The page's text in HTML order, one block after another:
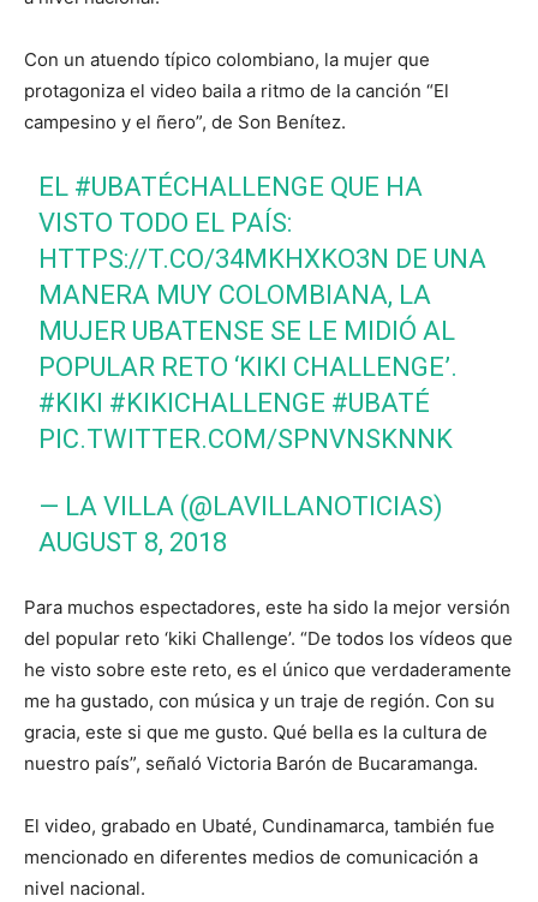
Con un atuendo típico colombiano, la mujer que
protagoniza el video baila a ritmo de la canción “El
campesino y el ñero”, de Son Benítez.
EL #UBATÉCHALLENGE QUE HA
VISTO TODO EL PAÍS:
HTTPS://T.CO/34MKHXKO3N DE UNA
MANERA MUY COLOMBIANA, LA
MUJER UBATENSE SE LE MIDIÓ AL
POPULAR RETO ‘KIKI CHALLENGE’.
#KIKI #KIKICHALLENGE #UBATÉ
PIC.TWITTER.COM/SPNVNSKNNK
— LA VILLA (@LAVILLANOTICIAS)
AUGUST 8, 2018
Para muchos espectadores, este ha sido la mejor versión
del popular reto ‘kiki Challenge’. “De todos los vídeos que
he visto sobre este reto, es el único que verdaderamente
me ha gustado, con música y un traje de región. Con su
gracia, este si que me gusto. Qué bella es la cultura de
nuestro país”, señaló Victoria Barón de Bucaramanga.
El video, grabado en Ubaté, Cundinamarca, también fue
mencionado en diferentes medios de comunicación a
nivel nacional.